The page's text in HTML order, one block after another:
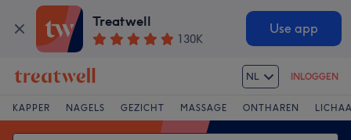
Treatwell
130K
Use app
NL INLOGGEN
KAPPER NAGELS GEZICHT MASSAGE ONTHAREN